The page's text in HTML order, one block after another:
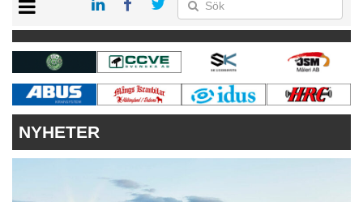
KONTAKT
VÅRA ANDRA MAGASIN
PRENUMERERA
ANNONSERA
NYHETER